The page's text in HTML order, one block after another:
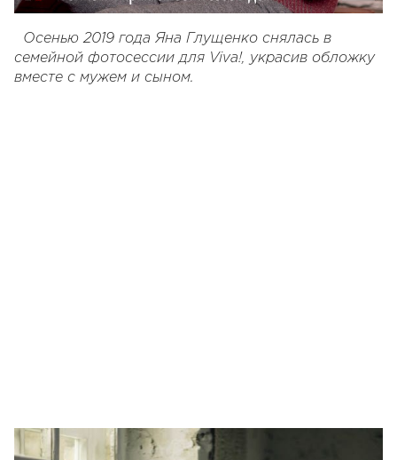
Осенью 2019 года Яна Глущенко снялась в
семейной фотосессии для Viva!, украсив обложку
вместе с мужем и сыном.